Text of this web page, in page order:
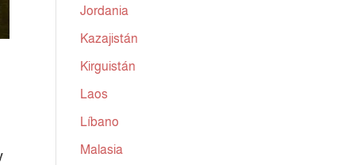
Jordania
Kazajistán
Kirguistán
Laos
Líbano
Malasia